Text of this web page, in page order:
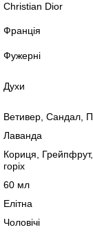
Christian Dior
Франція
Фужерні
Духи
Ветивер, Сандал,
Лаванда
Кориця,
горіх
60 мл
Елітна
Чоловічі